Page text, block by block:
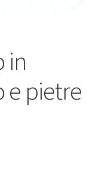
in
e pietre